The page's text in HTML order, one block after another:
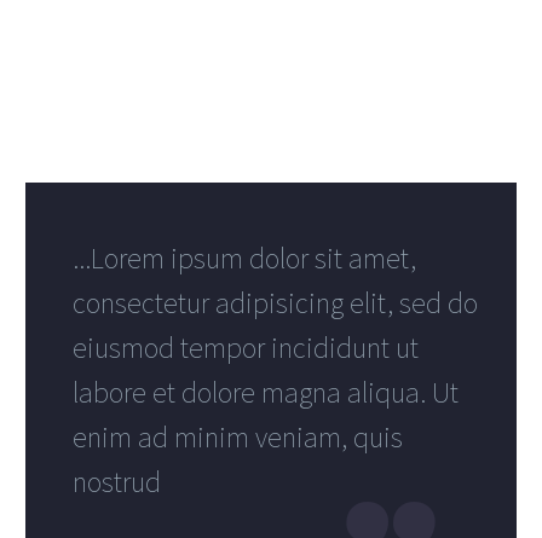
...Lorem ipsum dolor sit amet,
consectetur adipisicing elit, sed do
eiusmod tempor incididunt ut
labore et dolore magna aliqua. Ut
enim ad minim veniam, quis
nostrud